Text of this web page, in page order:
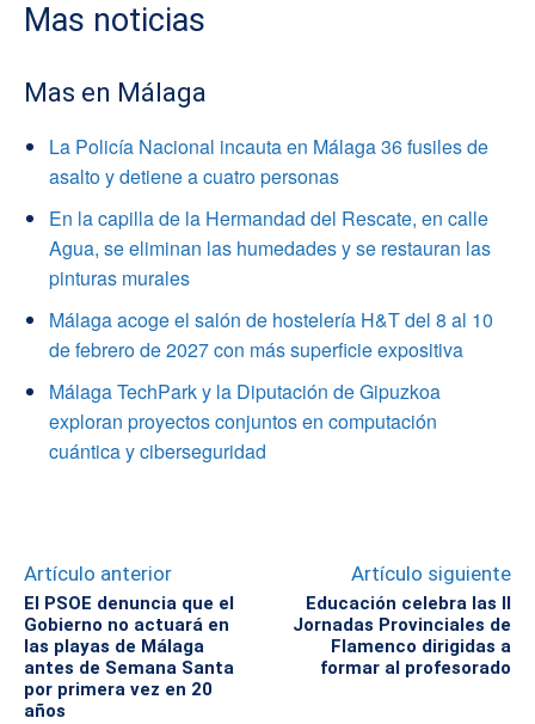
Mas noticias
Mas en Málaga
La Policía Nacional incauta en Málaga 36 fusiles de
asalto y detiene a cuatro personas
En la capilla de la Hermandad del Rescate, en calle
Agua, se eliminan las humedades y se restauran las
pinturas murales
Málaga acoge el salón de hostelería H&T del 8 al 10
de febrero de 2027 con más superficie expositiva
Málaga TechPark y la Diputación de Gipuzkoa
exploran proyectos conjuntos en computación
cuántica y ciberseguridad
Artículo anterior
El PSOE denuncia que el
Gobierno no actuará en
las playas de Málaga
antes de Semana Santa
por primera vez en 20
años
Artículo siguiente
Educación celebra las II
Jornadas Provinciales de
Flamenco dirigidas a
formar al profesorado